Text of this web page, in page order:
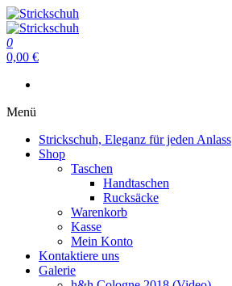
Zum
Inhalt
springen
Strickschuh
Strickschuh
0
0,00 €
Menü
Strickschuh, Eleganz für jeden Anlass
Shop
Taschen
Handtaschen
Rucksäcke
Warenkorb
Kasse
Mein Konto
Kontaktiere uns
Galerie